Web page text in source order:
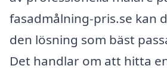
fasadmålning-pris.se kan
den lösning som bäst
Det handlar om att hitta